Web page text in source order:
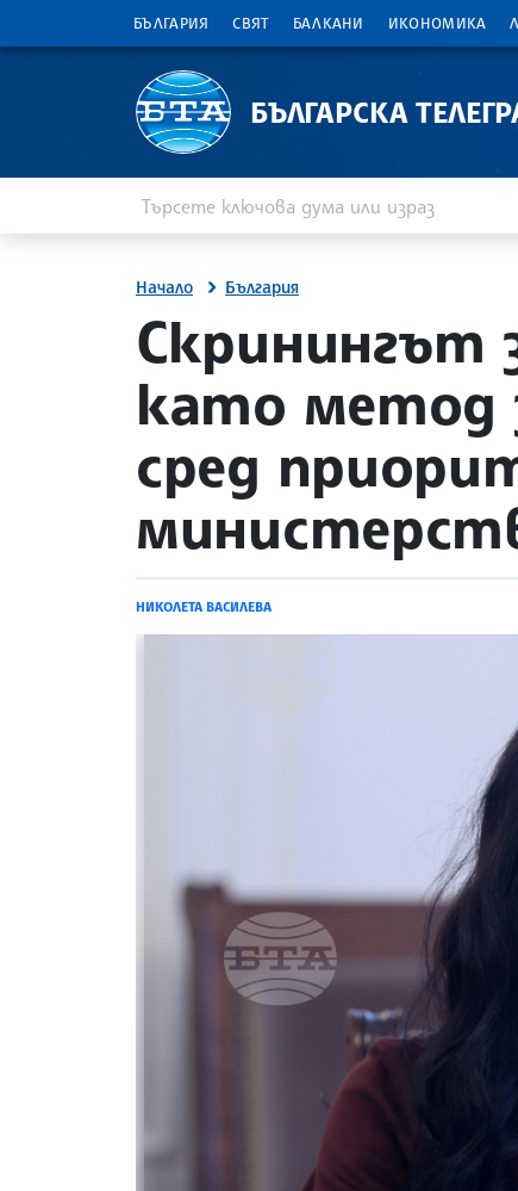
БЪЛГАРИЯ СВЯТ БАЛКАНИ ИКОНОМИКА
БЪЛГАРСКА
Начало България
site.bta
Скринингът
като метод
сред
НИКОЛЕТА ВАСИЛЕВА